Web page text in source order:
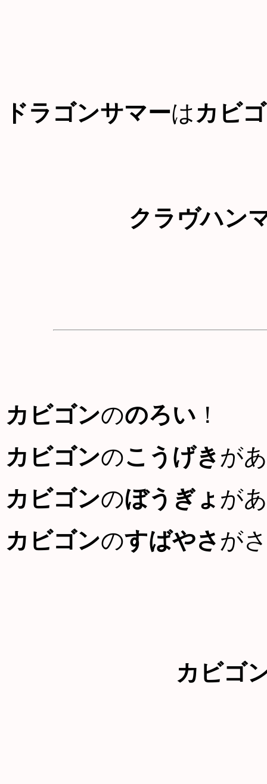
ドラゴンサマーは カビ
クラヴハン
カビゴンののろい ！
カビゴンのこうげき が
カビゴンのぼうぎょ が
カビゴンのすばやさ が
カビゴ